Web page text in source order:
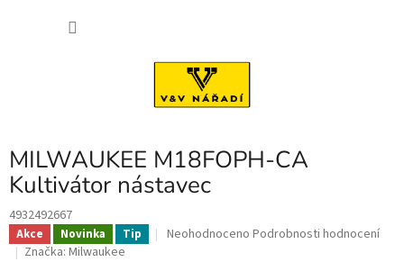
MILWAUKEE M18FOPH-CA
Kultivátor nástavec
4932492667
Akce Novinka Tip
Průměrné
Neohodnoceno Podrobnosti hodnocení
Značka: Milwaukee